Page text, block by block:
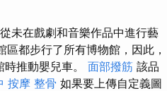
未在戲劇和​​音樂作品中進行藝
區都步行了所有博物館，因此，
推動嬰兒車。 面部撥筋 該品
按摩 整骨 如果要上傳自定義圖